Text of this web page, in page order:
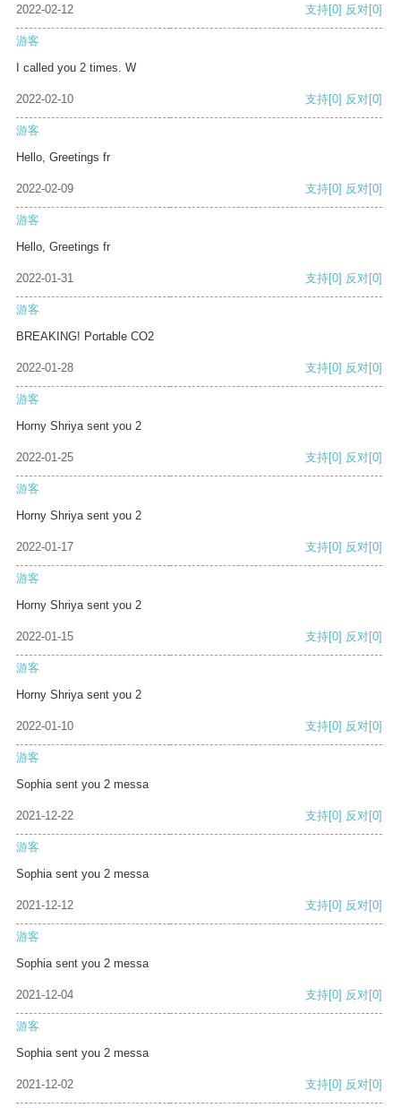
2022-02-12 支持[0] 反对[0]
游客
I called you 2 times. W
2022-02-10 支持[0] 反对[0]
游客
Hello, Greetings fr
2022-02-09 支持[0] 反对[0]
游客
Hello, Greetings fr
2022-01-31 支持[0] 反对[0]
游客
BREAKING! Portable CO2
2022-01-28 支持[0] 反对[0]
游客
Horny Shriya sent you 2
2022-01-25 支持[0] 反对[0]
游客
Horny Shriya sent you 2
2022-01-17 支持[0] 反对[0]
游客
Horny Shriya sent you 2
2022-01-15 支持[0] 反对[0]
游客
Horny Shriya sent you 2
2022-01-10 支持[0] 反对[0]
游客
Sophia sent you 2 messa
2021-12-22 支持[0] 反对[0]
游客
Sophia sent you 2 messa
2021-12-12 支持[0] 反对[0]
游客
Sophia sent you 2 messa
2021-12-04 支持[0] 反对[0]
游客
Sophia sent you 2 messa
2021-12-02 支持[0] 反对[0]